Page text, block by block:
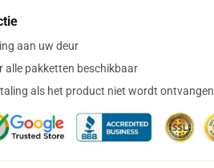
aan uw deur
alle pakketten beschikbaar
als het product niet wordt ontvangen